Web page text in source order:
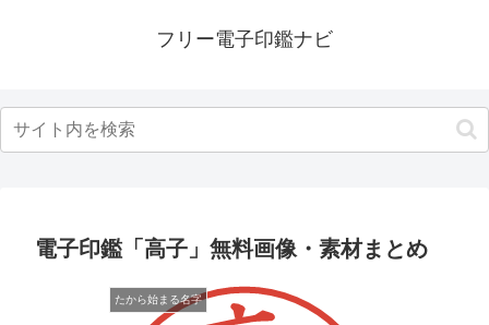
フリー電子印鑑ナビ
電子印鑑「高子」無料画像・素材まとめ
たから始まる名字